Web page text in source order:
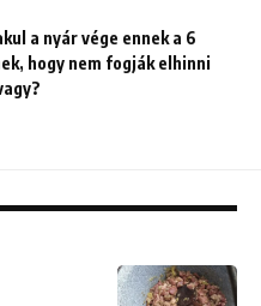
a nyár vége ennek a 6
hogy nem fogják elhinni